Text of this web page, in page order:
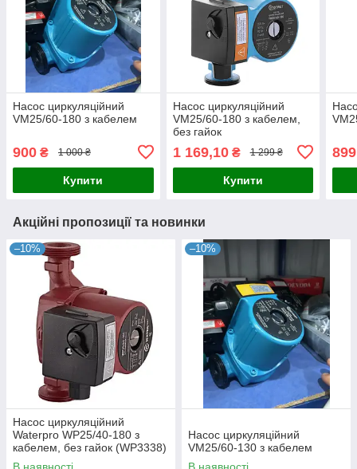
Насос циркуляційний
VM25/60-180 з кабелем
900 ₴ 1 000 ₴
Купити
Насос циркуляційний
VM25/60-180 з кабелем,
без гайок
1 169,10₴ 1 299 ₴
Купити
Акційні пропозиції та новинки
–10%
Насос циркуляційний
Waterpro WP25/40-180 з
кабелем, без гайок (WP3338)
–10%
Насос циркуляційний
VM25/60-130 з кабелем